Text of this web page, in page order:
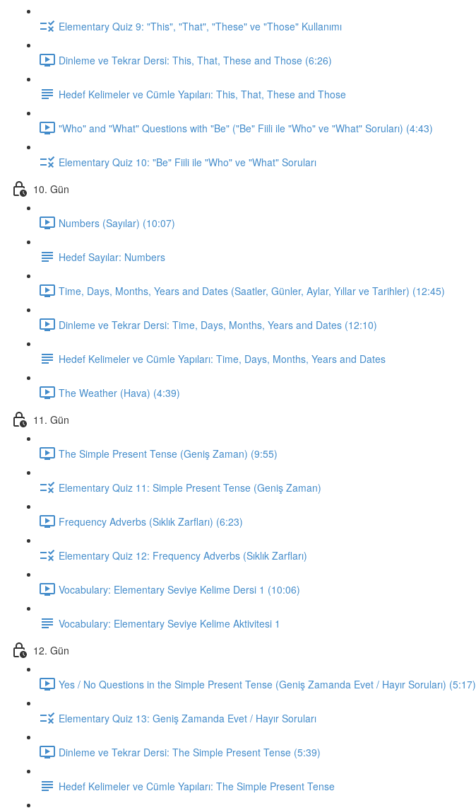
Elementary Quiz 9: "This", "That", "These" ve "Those" Kullanımı
Dinleme ve Tekrar Dersi: This, That, These and Those (6:26)
Hedef Kelimeler ve Cümle Yapıları: This, That, These and Those
"Who" and "What" Questions with "Be" ("Be" Fiili ile "Who" ve "What" Soruları) (4:43)
Elementary Quiz 10: "Be" Fiili ile "Who" ve "What" Soruları
10. Gün
Numbers (Sayılar) (10:07)
Hedef Sayılar: Numbers
Time, Days, Months, Years and Dates (Saatler, Günler, Aylar, Yıllar ve Tarihler) (12:45)
Dinleme ve Tekrar Dersi: Time, Days, Months, Years and Dates (12:10)
Hedef Kelimeler ve Cümle Yapıları: Time, Days, Months, Years and Dates
The Weather (Hava) (4:39)
11. Gün
The Simple Present Tense (Geniş Zaman) (9:55)
Elementary Quiz 11: Simple Present Tense (Geniş Zaman)
Frequency Adverbs (Sıklık Zarfları) (6:23)
Elementary Quiz 12: Frequency Adverbs (Sıklık Zarfları)
Vocabulary: Elementary Seviye Kelime Dersi 1 (10:06)
Vocabulary: Elementary Seviye Kelime Aktivitesi 1
12. Gün
Yes / No Questions in the Simple Present Tense (Geniş Zamanda Evet / Hayır Soruları) (5:17)
Elementary Quiz 13: Geniş Zamanda Evet / Hayır Soruları
Dinleme ve Tekrar Dersi: The Simple Present Tense (5:39)
Hedef Kelimeler ve Cümle Yapıları: The Simple Present Tense